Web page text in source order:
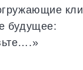
будущее: